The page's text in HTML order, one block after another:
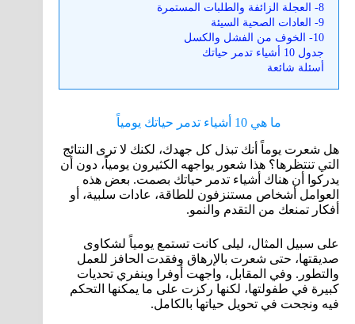
8- العجلة الزائفة والطلبات المستمرة
9- العادات الصحية السيئة
10- الخوف من الفشل والكسل
جدول 10 أشياء تدمر حياتك
أسئلة شائعة
ما هي 10 أشياء تدمر حياتك يومياً
هل شعرت يوماً أنك تبذل كل جهدك، لكنك لا ترى النتائج
التي تنتظرها؟ هذا شعور يواجهه الكثيرون يومياً، دون أن
يدركوا أن هناك أشياء تدمر حياتك بصمت. بعض هذه
العوامل أشخاص مستنزفون للطاقة، عادات سلبية، أو
أفكار تمنعك من التقدم والنمو.
على سبيل المثال، ليلى كانت تستمع يومياً لشكاوى
صديقتها، حتى شعرت بالإرهاق وفقدت الحافز للعمل
والتطور. وفي المقابل، واجهت أوفرا وينفري تحديات
كبيرة في طفولتها، لكنها ركزت على ما يمكنها التحكم
فيه ونجحت في تحويل حياتها بالكامل.